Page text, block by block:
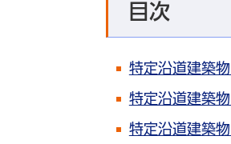
目次
特定沿道建築
特定沿道建築
特定沿道建築